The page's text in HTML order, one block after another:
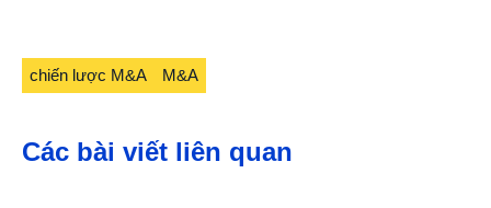
chiến lược M&A M&A
Các bài viết liên quan